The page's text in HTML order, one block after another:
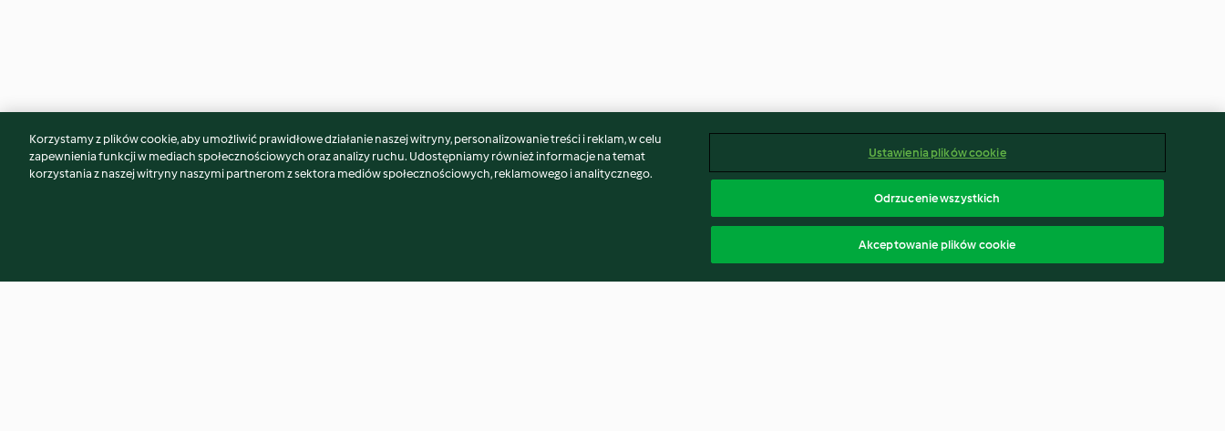
Może spodoba Ci się również...
Korzystamy z plików cookie, aby umożliwić prawidłowe działanie naszej witryny, personalizowanie treści i reklam, w celu
zapewnienia funkcji w mediach społecznościowych oraz analizy ruchu. Udostępniamy również informacje na temat
korzystania z naszej witryny naszymi partnerom z sektora mediów społecznościowych, reklamowego i analitycznego.
Ustawienia plików cookie
Odrzucenie wszystkich
Akceptowanie plików cookie